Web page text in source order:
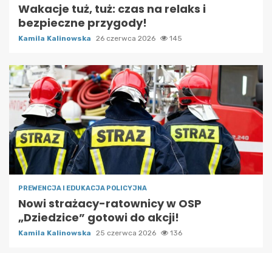
Wakacje tuż, tuż: czas na relaks i
bezpieczne przygody!
Kamila Kalinowska 26 czerwca 2026 145
PREWENCJA I EDUKACJA POLICYJNA
Nowi strażacy-ratownicy w OSP
„Dziedzice” gotowi do akcji!
Kamila Kalinowska 25 czerwca 2026 136